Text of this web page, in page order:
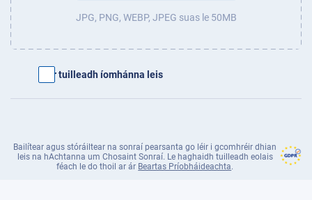
JPG, PNG, WEBP, JPEG suas le 50MB
Cuir tuilleadh íomhánna leis
Bailítear agus stóráiltear na sonraí pearsanta go léir i gcomhréir dhian
leis na hAchtanna um Chosaint Sonraí. Le haghaidh tuilleadh eolais
féach le do thoil ar ár Beartas Príobháideachta.